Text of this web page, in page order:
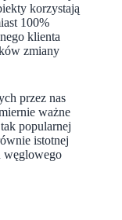
korzystają
100%
klienta
zmiany
przez nas
ważne
popularnej
istotnej
węglowego